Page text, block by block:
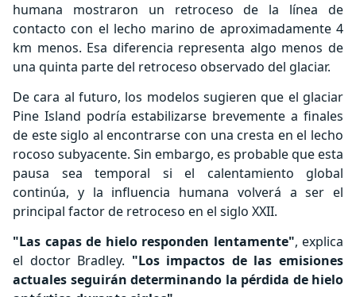
humana mostraron un retroceso de la línea de
contacto con el lecho marino de aproximadamente 4
km menos. Esa diferencia representa algo menos de
una quinta parte del retroceso observado del glaciar.
De cara al futuro, los modelos sugieren que el glaciar
Pine Island podría estabilizarse brevemente a finales
de este siglo al encontrarse con una cresta en el lecho
rocoso subyacente. Sin embargo, es probable que esta
pausa sea temporal si el calentamiento global
continúa, y la influencia humana volverá a ser el
principal factor de retroceso en el siglo XXII.
"Las capas de hielo responden lentamente", explica
el doctor Bradley. "Los impactos de las emisiones
actuales seguirán determinando la pérdida de hielo